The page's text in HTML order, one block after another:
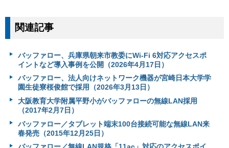
関連記事
バッファロー、兵庫県朝来市教委にWi-Fi 6対応アクセスポ
イントなど導入事例を公開（2026年4月17日）
バッファロー、法人向けネットワーク機器が宮崎日本大学学
園生徒寮桜俊館で採用（2026年3月13日）
大阪教育大学附属平野小がバッファローの無線LAN採用
（2017年2月7日）
バッファロー／タブレット端末100台接続可能な無線LAN来
春発売（2015年12月25日）